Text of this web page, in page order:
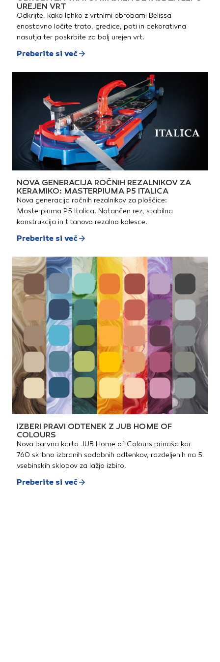
Home Kit: T 5 čistilo površin,
kamna in fasade (3v1) 1
lAvtomobilski komplet: vrtljiva
krtača za pranje, šoba za
peno, avtošampon (3v1) 1
lVisokotlačna pištola G 160 Q
šobaŠoba za
Clean sistemaTeleskopski
ročajVodno hlajen
motorMehka torbaVgrajen
vodni filterAdapter za
priključek vrtne cevi 3/4"
UREJEN VRT
Odkrijte, kako lahko z vrtnimi obrobami Belissa
enostavno ločite trato, gredice, poti in dekorativna
nasutja ter poskrbite za bolj urejen vrt.
Preberite si več
NOVA GENERACIJA ROČNIH REZALNIKOV ZA
KERAMIKO: MASTERPIUMA P5 ITALICA
Nova generacija ročnih rezalnikov za ploščice:
Masterpiuma P5 Italica. Natančen rez, stabilna
konstrukcija in titanovo rezalno kolesce.
Preberite si več
IZBERI PRAVI ODTENEK Z JUB HOME OF
COLOURS
Nova barvna karta JUB Home of Colours prinaša kar
760 skrbno izbranih sodobnih odtenkov, razdeljenih na 5
vsebinskih sklopov za lažjo izbiro.
Preberite si več